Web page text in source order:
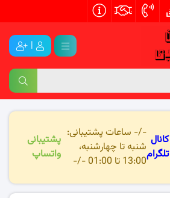
|
کانال
تلگرام
-/- ساعات پشتیبانی:
شنبه تا چهارشنبه،
13:00 تا 01:00 -/-
پشتیبانی
واتساپ